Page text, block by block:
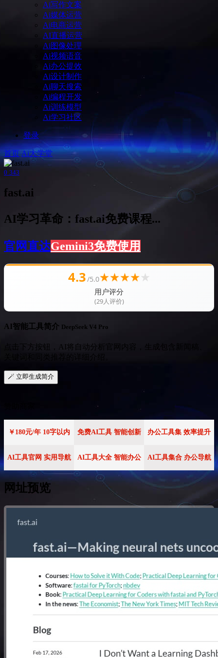
Ai写作文案
Ai媒体运营
Ai电商运营
AI直播运营
Ai图像处理
Ai视频语音
Ai办公提效
Ai设计制作
Ai聊天搜索
Ai编程开发
Ai训练模型
Ai学习社区
登录
首页 Ai大学堂
0 343
fast.ai
AI学习革命：fast.ai免费课程...
官网直达Gemini3免费使用
4.3/5.0★★★★★
用户评分
(29人评价)
AI智能工具简介 DeepSeek V4 Pro
点击下方按钮，AI将自动分析官网内容，生成包含新闻稿、
🪄 立即生成简介
￥180元/年 10字以内 免费AI工具 智能创新 办公工具集 效率提升
AI工具官网 实用导航 AI工具大全 智能办公 AI工具集合 办公导航
网址预览